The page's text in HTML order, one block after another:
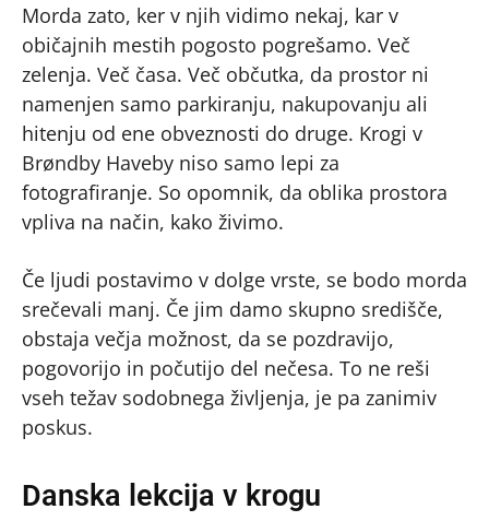
Morda zato, ker v njih vidimo nekaj, kar v
običajnih mestih pogosto pogrešamo. Več
zelenja. Več časa. Več občutka, da prostor ni
namenjen samo parkiranju, nakupovanju ali
hitenju od ene obveznosti do druge. Krogi v
Brøndby Haveby niso samo lepi za
fotografiranje. So opomnik, da oblika prostora
vpliva na način, kako živimo.
Če ljudi postavimo v dolge vrste, se bodo morda
srečevali manj. Če jim damo skupno središče,
obstaja večja možnost, da se pozdravijo,
pogovorijo in počutijo del nečesa. To ne reši
vseh težav sodobnega življenja, je pa zanimiv
poskus.
Danska lekcija v krogu